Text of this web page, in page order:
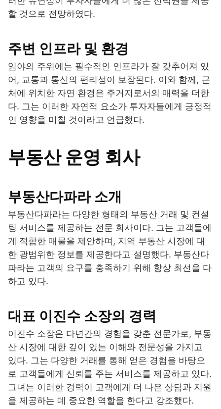
할 것으로 전망하였다.
주변 인프라 및 환경
임야의 주위에는 필수적인 인프라가 잘 갖추어져 있
어, 교통과 통신의 편리성이 보장된다. 이와 함께, 근
처에 위치한 자연 환경은 주거지로서의 매력을 더한
다. 그는 이러한 자연적 요소가 투자자들에게 긍정적
인 영향을 미칠 것이라고 언급했다.
부동산 운영 회사
부동산다파라 소개
부동산다파라는 다양한 형태의 부동산 거래 및 컨설
팅 서비스를 제공하는 전문 회사이다. 그는 고객들에
게 적합한 매물을 제안하며, 지역 부동산 시장에 대
한 광범위한 정보를 제공한다고 설명했다. 부동산다
파라는 고객의 요구를 충족하기 위해 항상 최선을 다
하고 있다.
대표 이진수 소장의 경력
이진수 소장은 다년간의 경험을 갖춘 전문가로, 부동
산 시장에 대한 깊이 있는 이해와 전문성을 가지고
있다. 그는 다양한 거래를 통해 얻은 경험을 바탕으
로 고객들에게 신뢰를 주는 서비스를 제공하고 있다.
그녀는 이러한 경력이 고객에게 더 나은 상담과 지원
을 제공하는 데 중요한 역할을 한다고 강조했다.